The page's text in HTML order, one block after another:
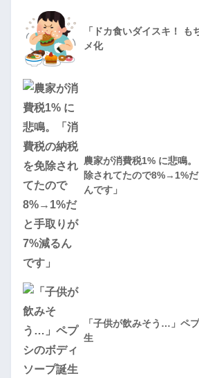
「ドカ食いダイスキ！ も
メ化
農家が消費税1% に悲鳴
除されてたので8%→1%
んです」
「子供が飲みそう…」ペ
生